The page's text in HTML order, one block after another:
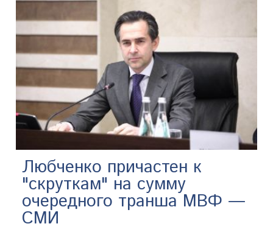
Любченко причастен к
"скруткам" на сумму
очередного транша МВФ —
СМИ